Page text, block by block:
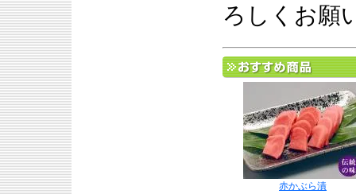
ろしくお願
赤かぶら漬